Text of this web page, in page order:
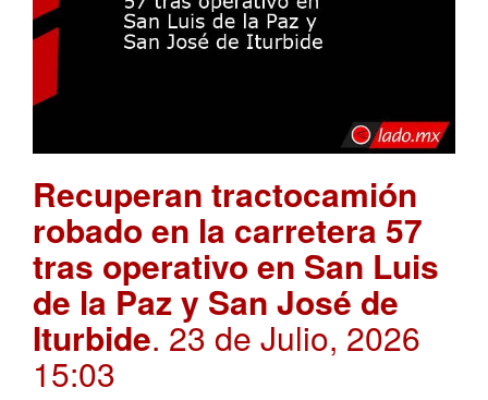
Recuperan tractocamión
robado en la carretera 57
tras operativo en San Luis
de la Paz y San José de
Iturbide. 23 de Julio, 2026
15:03